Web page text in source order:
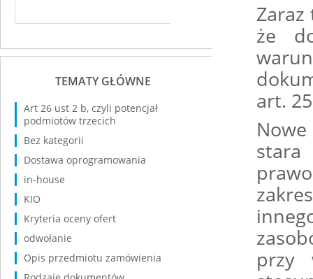
Zaraz
że
art.
stara
przy
TEMATY GŁÓWNE
Art 26 ust 2 b, czyli potencjał
podmiotów trzecich
Bez kategorii
Dostawa oprogramowania
in-house
KIO
Kryteria oceny ofert
odwołanie
Opis przedmiotu zamówienia